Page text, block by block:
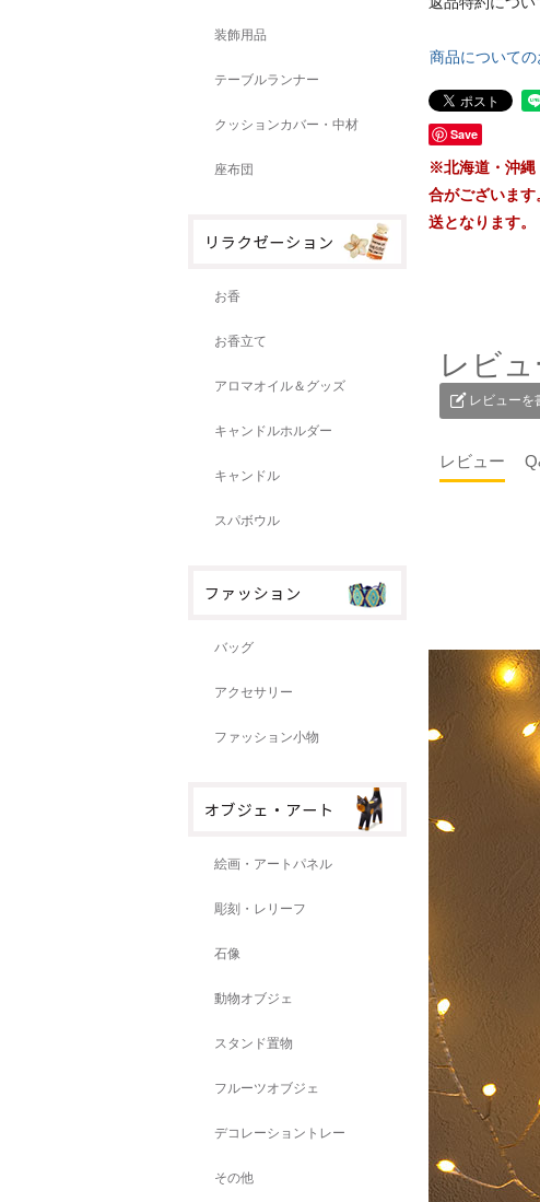
装飾用品
テーブルランナー
クッションカバー・中材
座布団
お香
お香立て
アロマオイル＆グッズ
キャンドルホルダー
キャンドル
スパボウル
バッグ
アクセサリー
ファッション小物
絵画・アートパネル
彫刻・レリーフ
石像
動物オブジェ
スタンド置物
フルーツオブジェ
デコレーショントレー
その他
商品について
Save
※北海道・沖縄
合がございま
送となります。
レビュ
レビューを
レビュー